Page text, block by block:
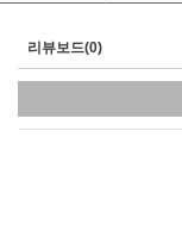
리뷰보드(0)